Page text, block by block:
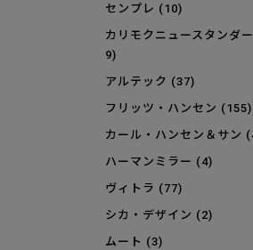
センプレ (10)
カリモクニュースタンダ
9)
アルテック (37)
フリッツ・ハンセン (155)
カール・ハンセン＆サン
ハーマンミラー (4)
ヴィトラ (77)
シカ・デザイン (2)
ムート (3)